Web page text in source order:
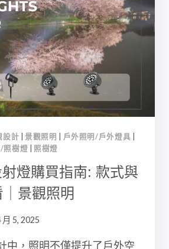
設計 |景觀照明 戶外照明/戶外燈具
照樹燈
照樹燈
燈購買指南: 款式與
景觀照明
月 5, 2025
中，照明不僅提升了戶外空